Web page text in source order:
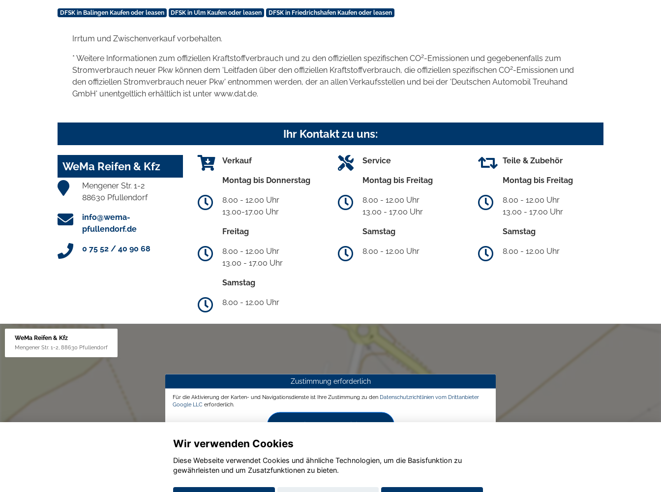
DFSK in Balingen Kaufen oder leasen DFSK in Ulm Kaufen oder leasen DFSK in Friedrichshafen Kaufen oder leasen
Irrtum und Zwischenverkauf vorbehalten.
* Weitere Informationen zum offiziellen Kraftstoffverbrauch und zu den offiziellen spezifischen CO2-Emissionen und gegebenenfalls zum
Stromverbrauch neuer Pkw können dem 'Leitfaden über den offiziellen Kraftstoffverbrauch, die offiziellen spezifischen CO2-Emissionen und
den offiziellen Stromverbrauch neuer Pkw' entnommen werden, der an allen Verkaufsstellen und bei der 'Deutschen Automobil Treuhand
GmbH' unentgeltlich erhältlich ist unter www.dat.de.
Ihr Kontakt zu uns:
WeMa Reifen & Kfz
Mengener Str. 1-2
88630 Pfullendorf
info@wema-
pfullendorf.de
0 75 52 / 40 90 68
Verkauf
Montag bis Donnerstag
8.00 - 12.00 Uhr
13.00-17.00 Uhr
Freitag
8.00 - 12.00 Uhr
13.00 - 17.00 Uhr
Samstag
8.00 - 12.00 Uhr
Service
Montag bis Freitag
8.00 - 12.00 Uhr
13.00 - 17.00 Uhr
Samstag
8.00 - 12.00 Uhr
Teile & Zubehör
Montag bis Freitag
8.00 - 12.00 Uhr
13.00 - 17.00 Uhr
Samstag
8.00 - 12.00 Uhr
WeMa Reifen & Kfz
Mengener Str. 1-2, 88630 Pfullendorf
Zustimmung erforderlich
Für die Aktivierung der Karten- und Navigationsdienste ist Ihre Zustimmung zu den Datenschutzrichtlinien vom Drittanbieter
Google LLC erforderlich.
Zustimmen und aktivieren
Wir verwenden Cookies
Diese Webseite verwendet Cookies und ähnliche Technologien, um die Basisfunktion zu
gewährleisten und um Zusatzfunktionen zu bieten.